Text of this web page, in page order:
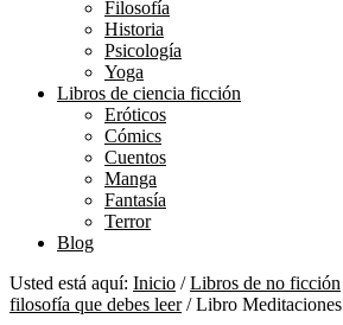
Filosofía
Historia
Psicología
Yoga
Libros de ciencia ficción
Eróticos
Cómics
Cuentos
Manga
Fantasía
Terror
Blog
Usted está aquí: Inicio / Libros de no ficción
filosofía que debes leer /Libro Meditaciones